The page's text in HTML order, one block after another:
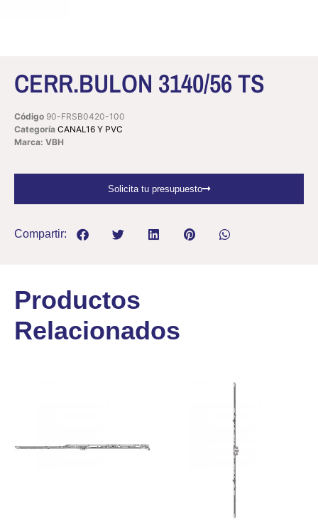
CERR.BULON 3140/56 TS
Código 90-FRSB0420-100
Categoría CANAL16 Y PVC
Marca: VBH
Solicita tu presupuesto
Compartir:
Productos
Relacionados